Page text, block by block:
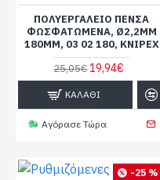
ΠΟΛΥΕΡΓΑΛΕΊΟ ΠΈΝΣΑ
ΦΩΣΦΑΤΩΜΈΝΑ, Ø2,2MM
180MM, 03 02 180, KNIPEX
25,05€19,94€
ΚΑΛΆΘΙ
Αγόρασε Τώρα
-25 %